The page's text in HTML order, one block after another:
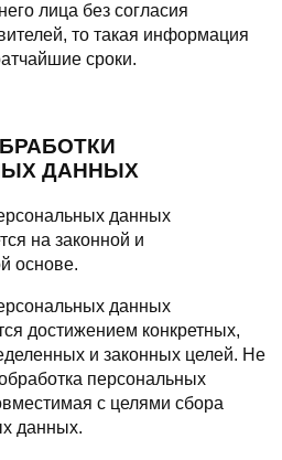
лица без согласия
то такая информация
сроки.
ДАННЫХ
данных
на законной и
основе.
данных
достижением конкретных,
и законных целей. Не
персональных
с целями сбора
данных.